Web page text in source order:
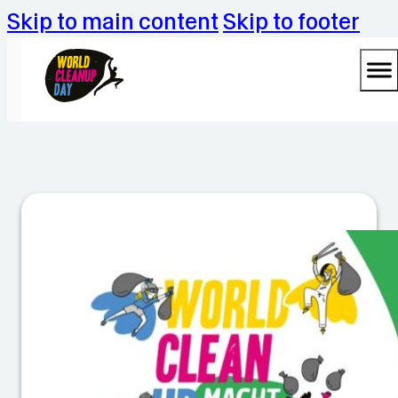
Skip to main content Skip to footer
ie
H